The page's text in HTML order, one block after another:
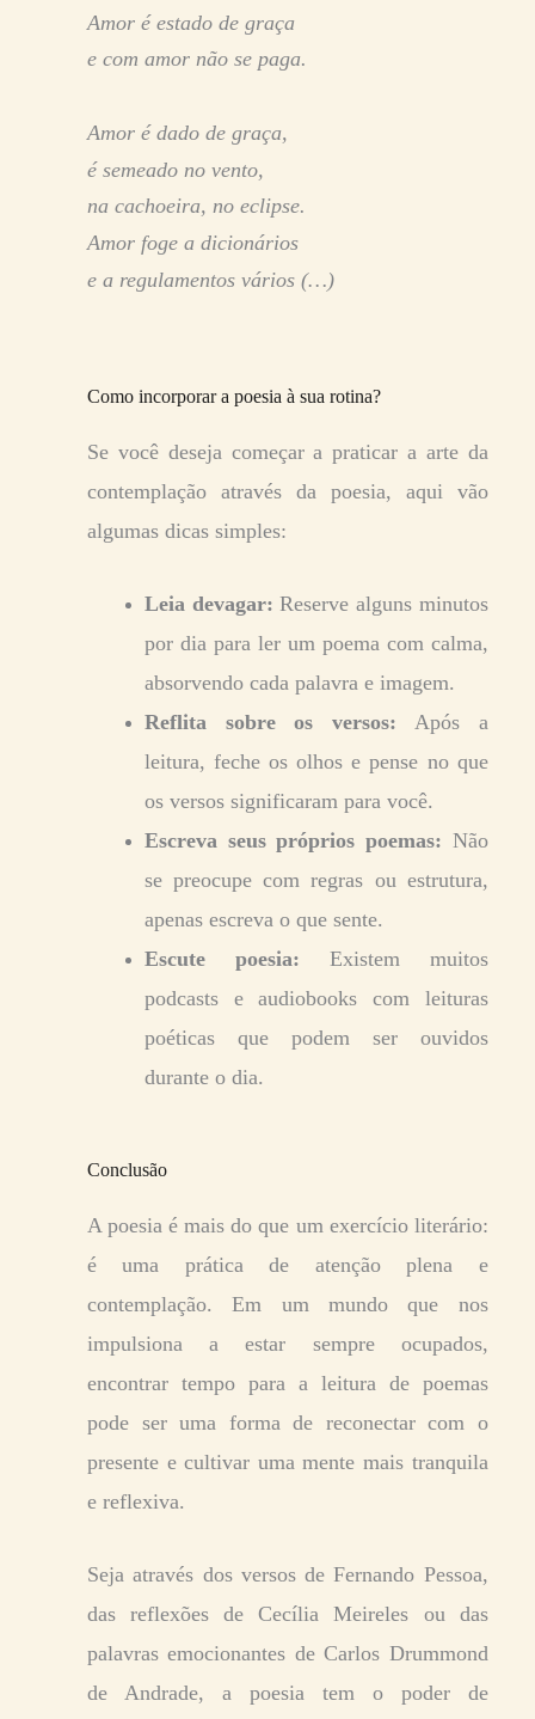
Amor é estado de graça
e com amor não se paga.
Amor é dado de graça,
é semeado no vento,
na cachoeira, no eclipse.
Amor foge a dicionários
e a regulamentos vários (…)
Como incorporar a poesia à sua rotina?
Se você deseja começar a praticar a arte da
contemplação através da poesia, aqui vão
algumas dicas simples:
Leia devagar: Reserve alguns minutos
por dia para ler um poema com calma,
absorvendo cada palavra e imagem.
Reflita sobre os versos: Após a
leitura, feche os olhos e pense no que
os versos significaram para você.
Escreva seus próprios poemas: Não
se preocupe com regras ou estrutura,
apenas escreva o que sente.
Escute poesia: Existem muitos
podcasts e audiobooks com leituras
poéticas que podem ser ouvidos
durante o dia.
Conclusão
A poesia é mais do que um exercício literário:
é uma prática de atenção plena e
contemplação. Em um mundo que nos
impulsiona a estar sempre ocupados,
encontrar tempo para a leitura de poemas
pode ser uma forma de reconectar com o
presente e cultivar uma mente mais tranquila
e reflexiva.
Seja através dos versos de Fernando Pessoa,
das reflexões de Cecília Meireles ou das
palavras emocionantes de Carlos Drummond
de Andrade, a poesia tem o poder de